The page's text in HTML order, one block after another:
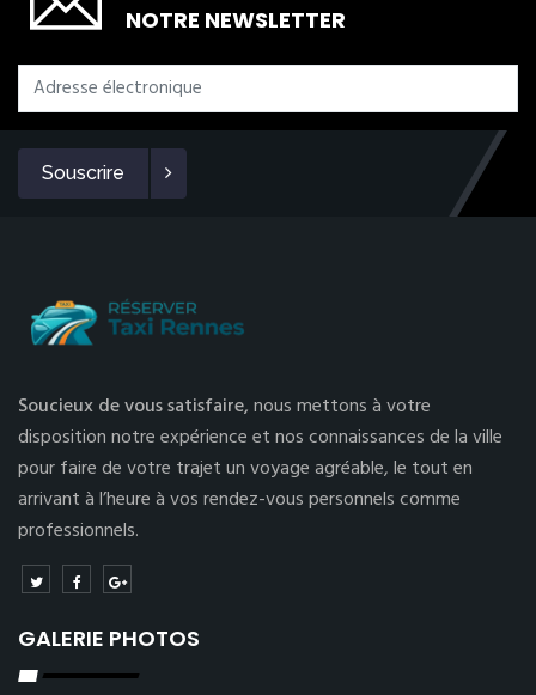
NOTRE NEWSLETTER
Souscrire
Soucieux de vous satisfaire,nous mettons à votre
disposition notre expérience et nos connaissances de la ville
pour faire de votre trajet un voyage agréable, le tout en
arrivant à l’heure à vos rendez-vous personnels comme
professionnels.
GALERIE PHOTOS